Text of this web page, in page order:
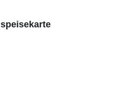
speisekarte